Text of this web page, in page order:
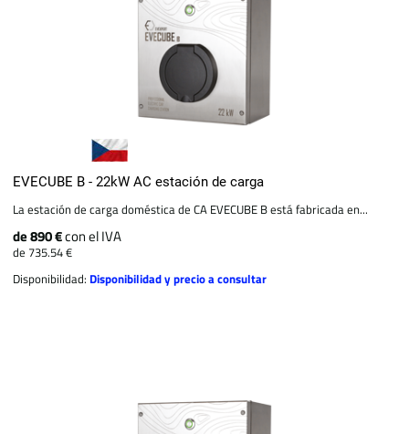
EVECUBE B - 22kW AC estación de carga
La estación de carga doméstica de CA EVECUBE B está fabricada en...
de 890 €con el IVA
de 735.54 €
Disponibilidad: Disponibilidad y precio a consultar